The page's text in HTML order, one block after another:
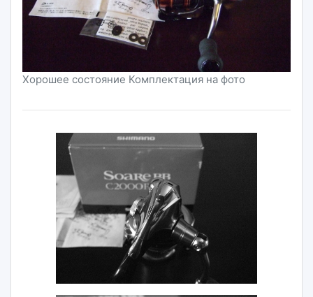
Хорошее состояние Комплектация на фото